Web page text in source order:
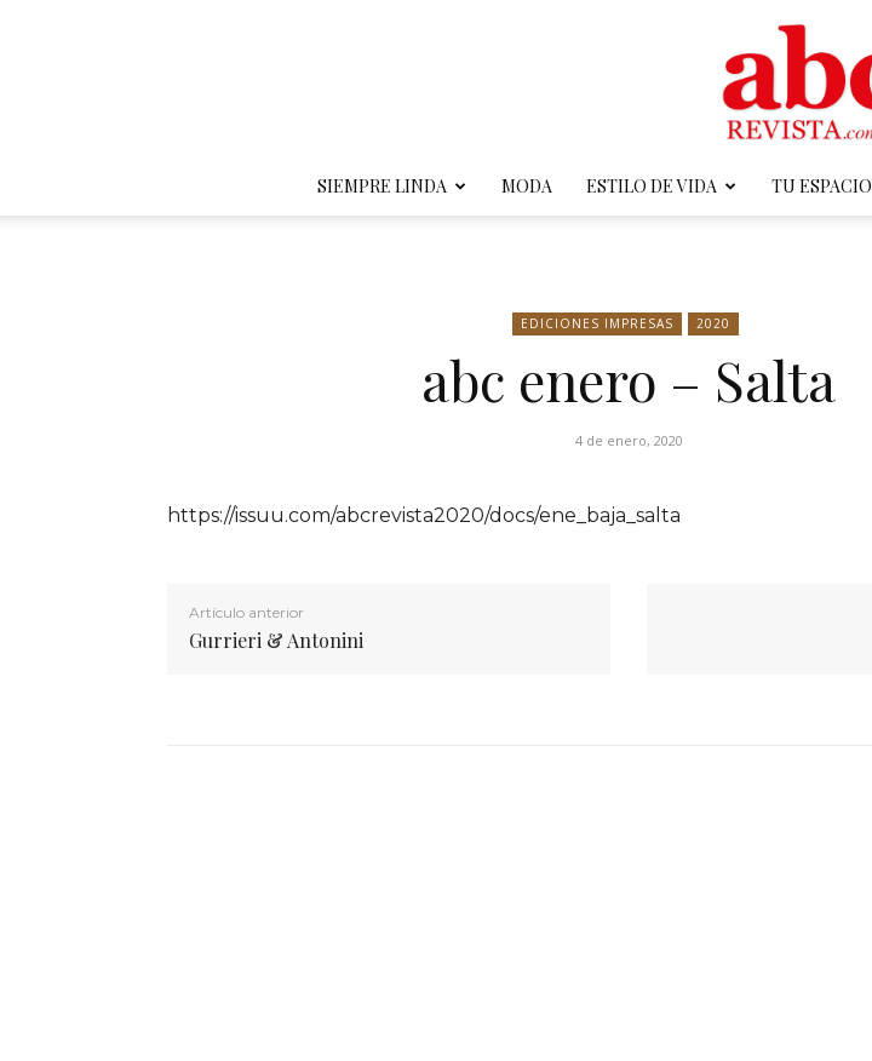
Revista
SIEMPRE LINDA MODA ESTILO DE VIDA TU ESPACIO
EDICIONES IMPRESAS 2020
abc enero – Salta
4 de enero, 2020
https://issuu.com/abcrevista2020/docs/ene_baja_salta
Artículo anterior
Gurrieri & Antonini